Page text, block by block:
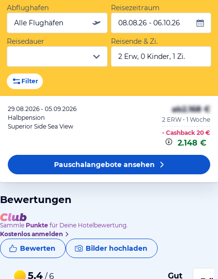
Abflughafen
Alle Flughäfen
Reisezeitraum
08.08.26 - 06.10.26
Reisedauer
Reisende & Zi.
2 Erw, 0 Kinder, 1 Zi.
Filter
29.08.2026 - 05.09.2026
Halbpension
Superior Side Sea View
ab2.168 €
2 ERW • 1 Woche
- Cashback 20 €
2.148 €
Pauschalangeboteansehen
Bewertungen
Sammle Punkte für Deine Hotelbewertung.
Kostenlos anmelden
Bewerten Bilder hochladen
5,4 / 6 Gut